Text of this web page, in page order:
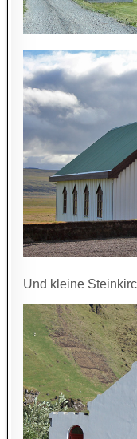
Und kleine